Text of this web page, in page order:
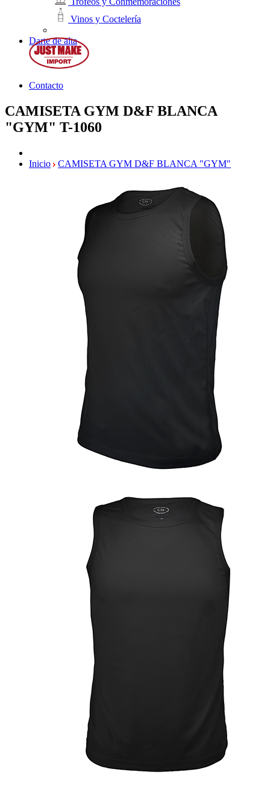
Vinos y Coctelería
Darte de alta
Contacto
CAMISETA GYM D&F BLANCA
"GYM" T-1060
Inicio CAMISETA GYM D&F BLANCA "GYM"